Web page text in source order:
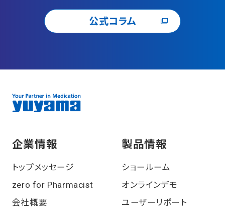
公式コラム
企業情報
トップメッセージ
zero for Pharmacist
会社概要
製品情報
ショールーム
オンラインデモ
ユーザーリポート